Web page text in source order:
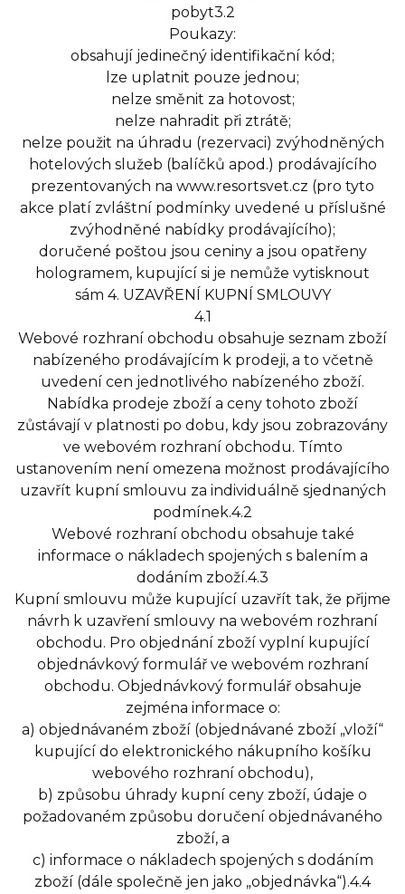
pobyt3.2
Poukazy:
obsahují jedinečný identifikační kód;
lze uplatnit pouze jednou;
nelze směnit za hotovost;
nelze nahradit při ztrátě;
nelze použit na úhradu (rezervaci) zvýhodněných
hotelových služeb (balíčků apod.) prodávajícího
prezentovaných na www.resortsvet.cz (pro tyto
akce platí zvláštní podmínky uvedené u příslušné
zvýhodněné nabídky prodávajícího);
doručené poštou jsou ceniny a jsou opatřeny
hologramem, kupující si je nemůže vytisknout
sám 4. UZAVŘENÍ KUPNÍ SMLOUVY
4.1
Webové rozhraní obchodu obsahuje seznam zboží
nabízeného prodávajícím k prodeji, a to včetně
uvedení cen jednotlivého nabízeného zboží.
Nabídka prodeje zboží a ceny tohoto zboží
zůstávají v platnosti po dobu, kdy jsou zobrazovány
ve webovém rozhraní obchodu. Tímto
ustanovením není omezena možnost prodávajícího
uzavřít kupní smlouvu za individuálně sjednaných
podmínek.4.2
Webové rozhraní obchodu obsahuje také
informace o nákladech spojených s balením a
dodáním zboží.4.3
Kupní smlouvu může kupující uzavřít tak, že přijme
návrh k uzavření smlouvy na webovém rozhraní
obchodu. Pro objednání zboží vyplní kupující
objednávkový formulář ve webovém rozhraní
obchodu. Objednávkový formulář obsahuje
zejména informace o:
a) objednávaném zboží (objednávané zboží „vloží“
kupující do elektronického nákupního košíku
webového rozhraní obchodu),
b) způsobu úhrady kupní ceny zboží, údaje o
požadovaném způsobu doručení objednávaného
zboží, a
c) informace o nákladech spojených s dodáním
zboží (dále společně jen jako „objednávka“).4.4